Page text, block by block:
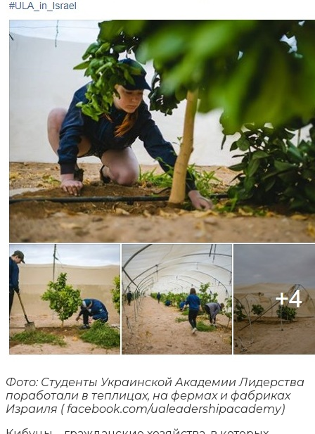
Фото: Студенты Украинской Академии Лидерства
поработали в теплицах, на фермах и фабриках
Израиля ( facebook.com/ualeadershipacademy)